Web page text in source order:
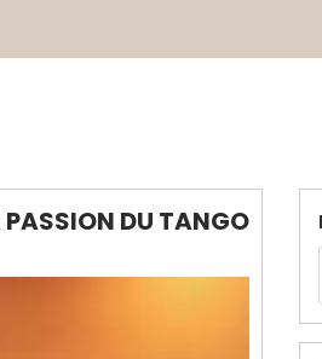
PASSION DU TANGO